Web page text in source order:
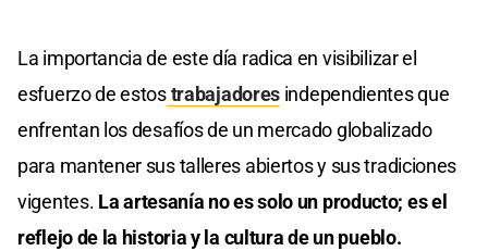
La importancia de este día radica en visibilizar el
esfuerzo de estostrabajadores independientes que
enfrentan los desafíos de un mercado globalizado
para mantener sus talleres abiertos y sus tradiciones
vigentes. La artesanía no es solo un producto; es el
reflejo de la historia y la cultura de un pueblo.